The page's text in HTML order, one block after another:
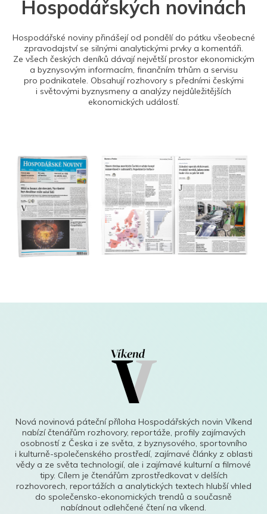
Hospodářských novinách
Hospodářské noviny přinášejí od pondělí do pátku všeobecné
zpravodajství se silnými analytickými prvky a komentáři.
Ze všech českých deníků dávají největší prostor ekonomickým
a byznysovým informacím, finančním trhům a servisu
pro podnikatele. Obsahují rozhovory s předními českými
i světovými byznysmeny a analýzy nejdůležitějších
ekonomických událostí.
Nová novinová páteční příloha Hospodářských novin Víkend
nabízí čtenářům rozhovory, reportáže, profily zajímavých
osobností z Česka i ze světa, z byznysového, sportovního
i kulturně-společenského prostředí, zajímavé články z oblasti
vědy a ze světa technologií, ale i zajímavé kulturní a filmové
tipy. Cílem je čtenářům zprostředkovat v delších
rozhovorech, reportážích a analytických textech hlubší vhled
do společensko-ekonomických trendů a současně
nabídnout odlehčené čtení na víkend.